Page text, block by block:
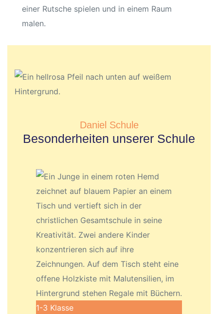
Daniel Schule
Besonderheiten unserer Schule
1-3 Klasse